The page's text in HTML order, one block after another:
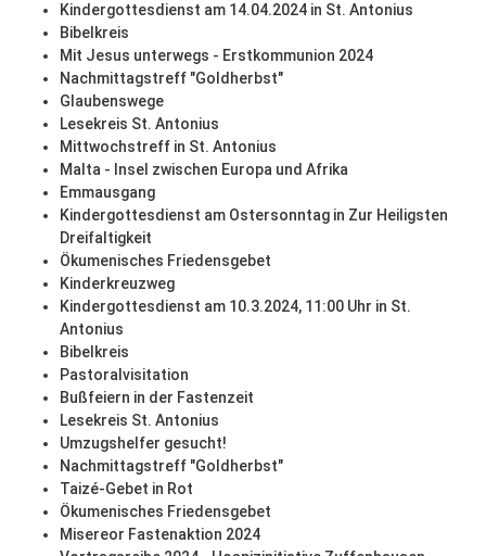
Kindergottesdienst am 14.04.2024 in St. Antonius
Bibelkreis
Mit Jesus unterwegs - Erstkommunion 2024
Nachmittagstreff "Goldherbst"
Glaubenswege
Lesekreis St. Antonius
Mittwochstreff in St. Antonius
Malta - Insel zwischen Europa und Afrika
Emmausgang
Kindergottesdienst am Ostersonntag in Zur Heiligsten
Dreifaltigkeit
Ökumenisches Friedensgebet
Kinderkreuzweg
Kindergottesdienst am 10.3.2024, 11:00 Uhr in St.
Antonius
Bibelkreis
Pastoralvisitation
Bußfeiern in der Fastenzeit
Lesekreis St. Antonius
Umzugshelfer gesucht!
Nachmittagstreff "Goldherbst"
Taizé-Gebet in Rot
Ökumenisches Friedensgebet
Misereor Fastenaktion 2024